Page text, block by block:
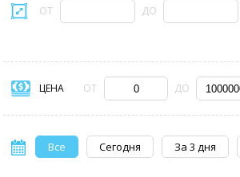
ОТ ДО
ЦЕНА ОТ ДО
Все Сегодня За 3 дня